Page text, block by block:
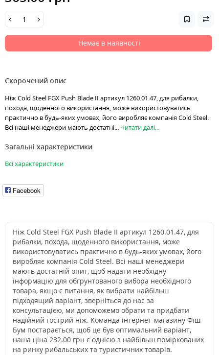
Немає в наявності
Скорочений опис
Ніж Cold Steel FGX Push Blade II артикул 1260.01.47, для рибалки,
похода, щоденного використання, може використовуватись
практично в будь-яких умовах, його виробляє компанія Cold Steel.
Всі наші менеджери мають достатні... Читати далі...
Загальні характеристики
Всі характеристики
Facebook
Ніж Cold Steel FGX Push Blade II артикул 1260.01.47, для
рибалки, похода, щоденного використання, може
використовуватись практично в будь-яких умовах, його
виробляє компанія Cold Steel. Всі наші менеджери
мають достатній опит, щоб надати необхідну
інформацію для обгрунтованого вибора необхідного
товара, якщо є питання, як вибрати найбільш
підходящий варіант, зверніться до нас за
консультацією, ми допоможемо обрати та придбати
надійний гострий ніж. Команда інтернет-магазину Фіш
Бум постарається, щоб це був оптимальний варіант,
наша ціна 232.00 грн є однією з найбільш поміркованих
на ринку рибальських та туристичних товарів.